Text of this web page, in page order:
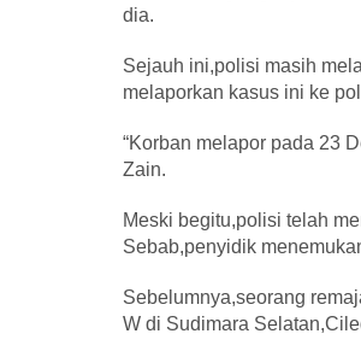
dia.
Sejauh ini,polisi masih
melaporkan kasus ini ke
“Korban melapor pada 23
Zain.
Meski begitu,polisi telah
Sebab,penyidik
Sebelumnya,seorang
W di Sudimara